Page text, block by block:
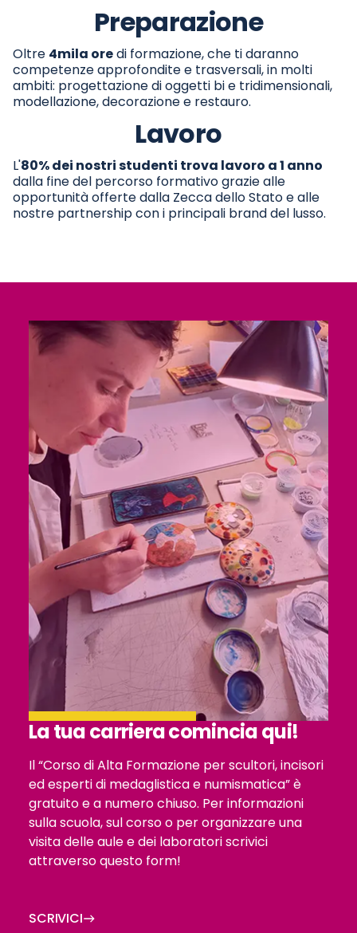
Preparazione
Oltre 4mila oredi formazione, che ti daranno
competenze approfondite e trasversali, in molti
ambiti: progettazione di oggetti bi e tridimensionali,
modellazione, decorazione e restauro.
Lavoro
L'80% dei nostri studenti trova lavoro a 1 anno
dalla fine del percorso formativo grazie alle
opportunità offerte dalla Zecca dello Stato e alle
nostre partnership con i principali brand del lusso.
La tua carriera comincia qui!
Il “Corso di Alta Formazione per scultori, incisori
ed esperti di medaglistica e numismatica” è
gratuito e a numero chiuso. Per informazioni
sulla scuola, sul corso o per organizzare una
visita delle aule e dei laboratori scrivici
attraverso questo form!
SCRIVICI